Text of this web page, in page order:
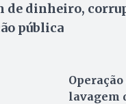
de dinheiro,
pública
lavagem